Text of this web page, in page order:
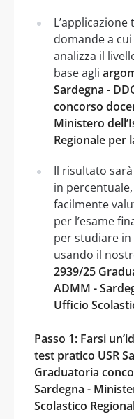
domande a
analizza il
base agli
Sardegna -
concorso
Ministero
Regionale per
Il risultato
in
facilmente
per l’esame
per studiare
usando il
2939/25
ADMM -
Ufficio
Passo 1: Farsi
test pratico USR
Graduatoria
Sardegna -
Scolastico